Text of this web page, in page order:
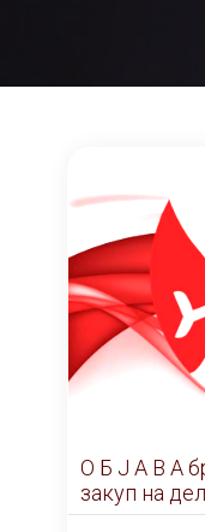
О Б Ј А В А
закуп на